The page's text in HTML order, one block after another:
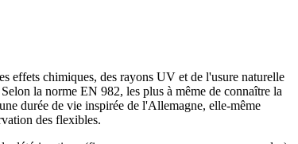
effets chimiques, des rayons UV et de l'usure naturelle
la norme EN 982, les plus à même de connaître la
durée de vie inspirée de l'Allemagne, elle-même
des flexibles.